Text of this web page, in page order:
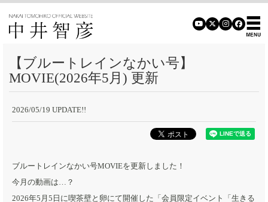
【ブルートレインなかい号】
MOVIE(2026年5月) 更新
2026/05/19 UPDATE!!
ブルートレインなかい号MOVIEを更新しました！
今月の動画は…？
2026年5月5日に喫茶壁と卵にて開催した「会員限定イベント「生きる